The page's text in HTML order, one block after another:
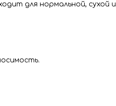
для нормальной, сухой и